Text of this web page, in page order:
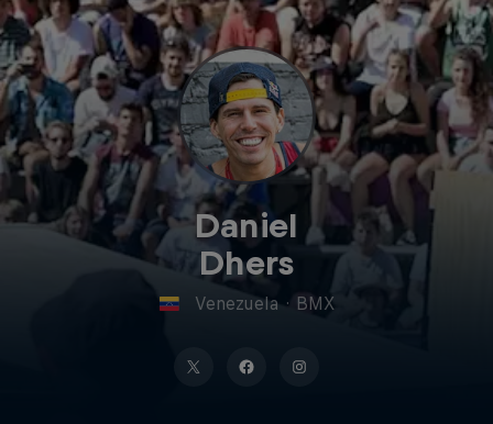
Daniel
Dhers
Venezuela · BMX